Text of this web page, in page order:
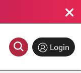
Login